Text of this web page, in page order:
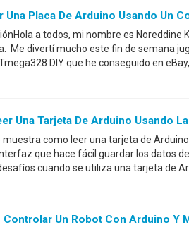
Una Placa De Arduino Usando Un
a todos, mi nombre es Noreddine
Me divertí mucho este fin de semana
DIY que he conseguido en
Una Tarjeta De Arduino Usando
muestra como leer una tarjeta de Arduino
que hace fácil guardar los datos
cuando se utiliza una tarjeta de
Controlar Un Robot Con Arduino Y